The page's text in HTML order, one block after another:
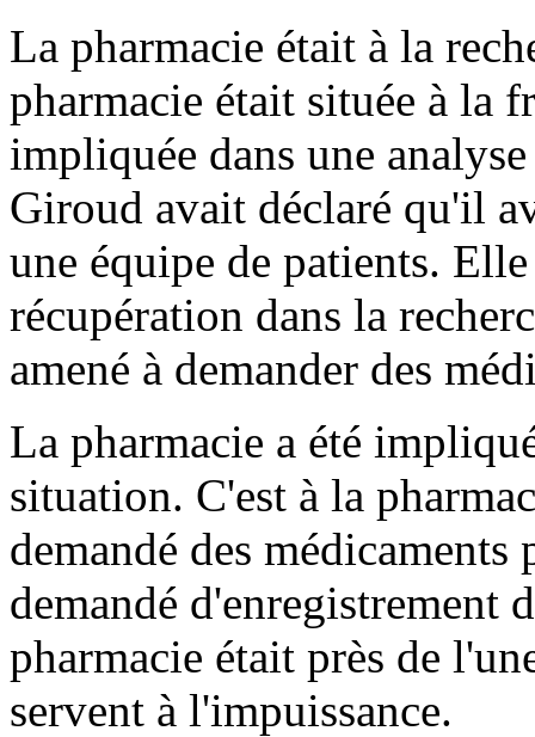
La pharmacie était à la
pharmacie était située à la
impliquée dans une
Giroud avait déclaré qu'il
une équipe de patients.
récupération dans la
amené à demander des
La pharmacie a été
situation. C'est à la
demandé des
demandé d'enregistrement
pharmacie était près de
servent à l'impuissance.